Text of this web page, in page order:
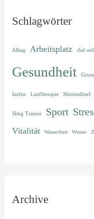
Schlagwörter
Alltag Arbeitsplatz cbd
Gesundheit
laufen Lauftherapie Mariendistel
Sling Trainer Sport
Vitalität Wasserbett Winter
Archive